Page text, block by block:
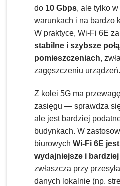
do 10 Gbps, ale tylko
warunkach i na bardzo
W praktyce, Wi-Fi 6E
stabilne i szybsze
pomieszczeniach,
zagęszczeniu urządzeń.
Z kolei 5G ma
zasięgu — sprawdza
ale jest bardziej
budynkach. W
biurowychWi-Fi 6E
wydajniejsze i bardziej
zwłaszcza przy
danych lokalnie (np.